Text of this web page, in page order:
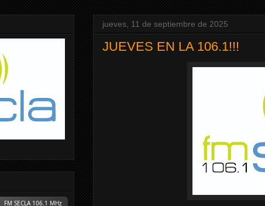
jueves, 11 de septiembre de 2025
JUEVES EN LA 106.1!!!